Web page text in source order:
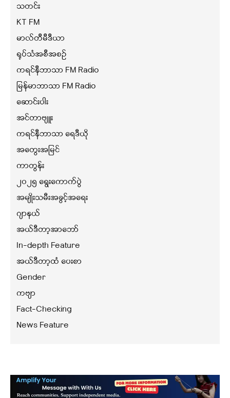
သတင်း
KT FM
မာလ်တီမီဒီယာ
ရုပ်သံအစီအစဉ်
ကရင်နီဘာသာ FM Radio
မြန်မာဘာသာ FM Radio
ဆောင်းပါး
အင်တာဗျူး
ကရင်နီဘာသာ ရေဒီယို
အတွေးအမြင်
ကာတွန်း
၂၀၂၅ ရွေးကောက်ပွဲ
အမျိုးသမီးအခွင့်အရေး
ဂျာနယ်
အယ်ဒီတာ့အာဘော်
In-depth Feature
အယ်ဒီတာ့ထံ ပေးစာ
Gender
ကဗျာ
Fact-Checking
News Feature